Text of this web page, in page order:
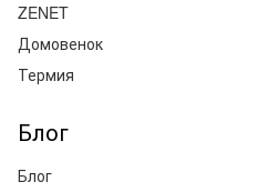
ZENET
Домовенок
Термия
Блог
Блог